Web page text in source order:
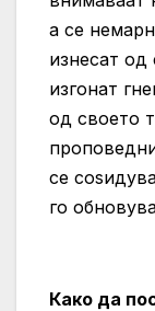
а се
изнесат од
изгонат
од своето
се
го
Како да